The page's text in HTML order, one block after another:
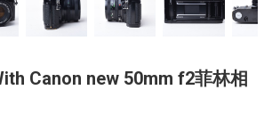
Canon new 50mm f2菲林相